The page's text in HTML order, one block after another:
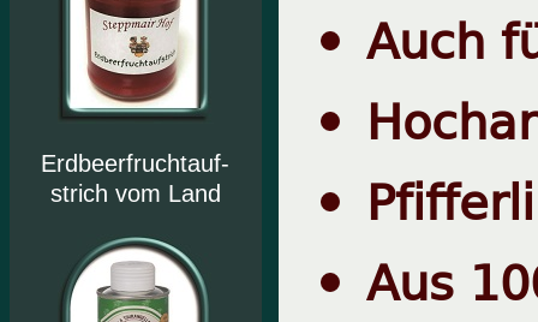
Erdbeerfruchtauf-
strich vom Land
Auch
Aus